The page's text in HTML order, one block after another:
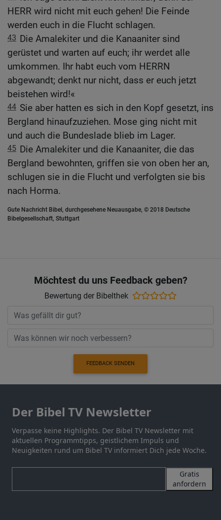
HERR wird nicht mit euch gehen! Die Feinde
werden euch in die Flucht schlagen.
43 Die Amalekiter und die Kanaaniter sind
gerüstet und warten auf euch; ihr werdet alle
umkommen. Ihr habt euch vom HERRN
abgewandt; denkt nur nicht, dass er euch jetzt
beistehen wird!«
44 Sie aber hatten es sich in den Kopf gesetzt, ins
Bergland hinaufzuziehen. Mose ging nicht mit
und auch die Bundeslade blieb im Lager.
45 Die Amalekiter und die Kanaaniter, die das
Bergland bewohnten, griffen sie von oben her an,
schlugen sie in die Flucht und verfolgten sie bis
nach Horma.
Gute Nachricht Bibel, durchgesehene Neuausgabe, © 2018 Deutsche
Bibelgesellschaft, Stuttgart
Möchtest du uns Feedback geben?
Bewertung der Bibelthek
FEEDBACK SENDEN
Der Bibel TV Newsletter
Verpasse keine Highlights. Der Bibel TV Newsletter mit
aktuellen Programmtipps, geistlichem Impuls und
Neuigkeiten rund um Bibel TV informiert Dich jede Woche.
Gratis
anfordern